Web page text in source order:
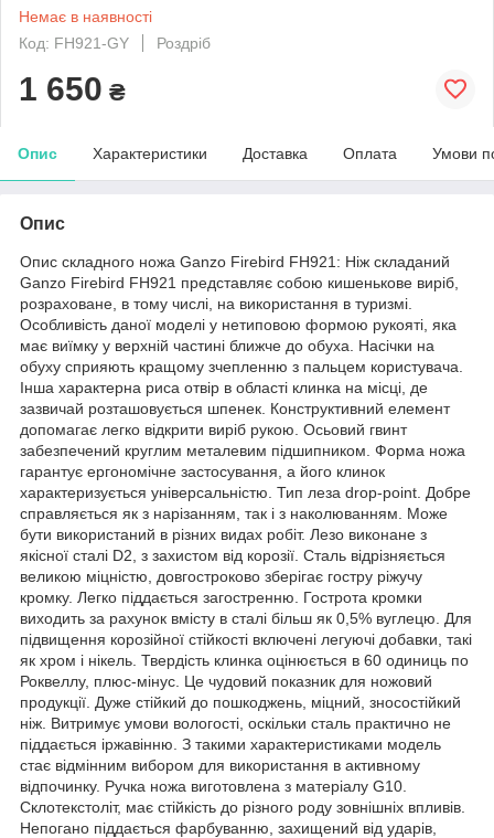
Немає в наявності
Код: FH921-GY
Роздріб
1 650 ₴
Опис Характеристики Доставка Оплата Умови
Опис
Опис складного ножа Ganzo Firebird FH921: Ніж складаний
Ganzo Firebird FH921 представляє собою кишенькове виріб,
розраховане, в тому числі, на використання в туризмі.
Особливість даної моделі у нетиповою формою рукояті, яка
має виїмку у верхній частині ближче до обуха. Насічки на
обуху сприяють кращому зчепленню з пальцем користувача.
Інша характерна риса отвір в області клинка на місці, де
зазвичай розташовується шпенек. Конструктивний елемент
допомагає легко відкрити виріб рукою. Осьовий гвинт
забезпечений круглим металевим підшипником. Форма ножа
гарантує ергономічне застосування, а його клинок
характеризується універсальністю. Тип леза drop-point. Добре
справляється як з нарізанням, так і з наколюванням. Може
бути використаний в різних видах робіт. Лезо виконане з
якісної сталі D2, з захистом від корозії. Сталь відрізняється
великою міцністю, довгостроково зберігає гостру ріжучу
кромку. Легко піддається загостренню. Гострота кромки
виходить за рахунок вмісту в сталі більш як 0,5% вуглецю. Для
підвищення корозійної стійкості включені легуючі добавки, такі
як хром і нікель. Твердість клинка оцінюється в 60 одиниць по
Роквеллу, плюс-мінус. Це чудовий показник для ножовий
продукції. Дуже стійкий до пошкоджень, міцний, зносостійкий
ніж. Витримує умови вологості, оскільки сталь практично не
піддається іржавінню. З такими характеристиками модель
стає відмінним вибором для використання в активному
відпочинку. Ручка ножа виготовлена з матеріалу G10.
Склотекстоліт, має стійкість до різного роду зовнішніх впливів.
Непогано піддається фарбуванню, захищений від ударів,